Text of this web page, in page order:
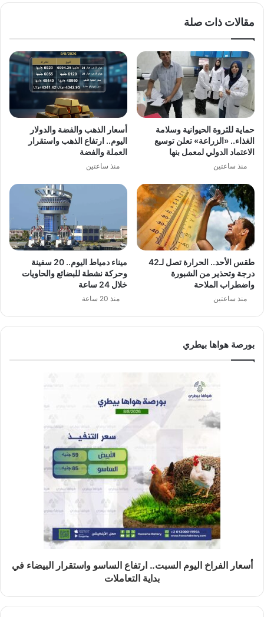
مقالات ذات صلة
حماية للثروة الحيوانية وسلامة
الغذاء.. «الزراعة» تعلن توسيع
الاعتماد الدولي لمعمل بنها
منذ ساعتين
أسعار الذهب والفضة والدولار
اليوم.. ارتفاع الذهب واستقرار
العملة والفضة
منذ ساعتين
طقس الأحد.. الحرارة تصل لـ42
درجة وتحذير من الشبورة
واضطراب الملاحة
منذ ساعتين
ميناء دمياط اليوم.. 20 سفينة
وحركة نشطة للبضائع والحاويات
خلال 24 ساعة
منذ 20 ساعة
بورصة هواها بيطري
أسعار الفراخ اليوم السبت.. ارتفاع الساسو واستقرار البيضاء في
بداية التعاملات